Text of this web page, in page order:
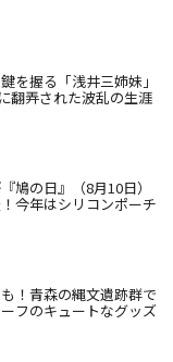
を握る「浅井三姉妹」
翻弄された波乱の生涯
鳩の日』（8月10日）
今年はシリコンポーチ
！青森の縄文遺跡群で
フのキュートなグッズ